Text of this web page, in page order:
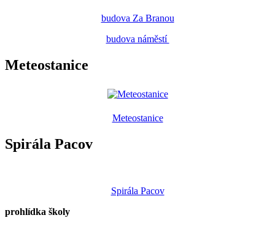
budova Za Branou
budova náměstí
Meteostanice
Meteostanice
Spirála Pacov
Spirála Pacov
prohlídka školy